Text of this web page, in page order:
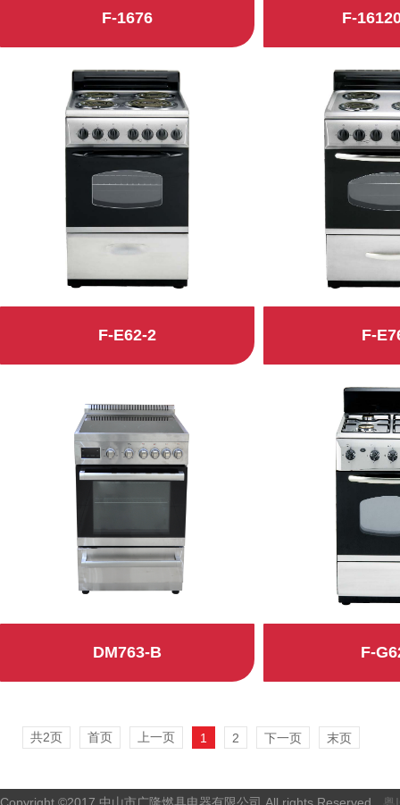
F-1676
查看详细
F-
查看详细
F-E62-2 F-
查看详细
DM763-B F-
共2页 首页 上一页 1 2 下一页 末页